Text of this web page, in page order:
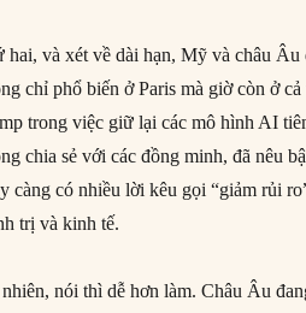
hai, và xét về dài hạn, Mỹ và châu
chỉ phổ biến ở Paris mà giờ còn ở
trong việc giữ lại các mô hình AI
chia sẻ với các đồng minh, đã nêu
càng có nhiều lời kêu gọi “giảm rủi
trị và kinh tế.
nói thì dễ hơn làm. Châu Âu